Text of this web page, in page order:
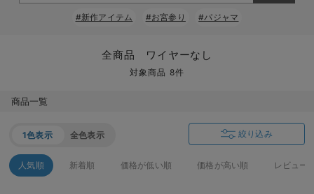
マタニティ ワンピース
マタニティ トップス
マタニティ アウター（コート）・ママコート
授乳ブラ・マタニティブラ（マタニティインナー・産後用品）
マタニティ 授乳 キャミソール
産褥ショーツ
骨盤・マタニティベルト （妊娠中・産後）
マタニティ スーツ
マタニティ ドレス（結婚式・お呼ばれ）
マタニティ フォーマル パンツ・ボトムス
妊婦用 抱き枕・授乳クッション
マタニティストッキング・タイツ
【アウトレット】ワンピース
【アウトレット】パジャマ
【アウトレット】インナー
【アウトレット】ベビー
コットン素材
冷房対策
接触冷感素材
再入荷｜インナー ワンピース
パジャマ
【37周年祭セール】
【15℃】3月下旬～
動きやすく着回しで
強撚スムース(コスパ
【おまとめ割】パジ
カジュアル
ジャケット派
ツィード派
マタニティパジャマ
【オフィスカジュア
レギンスタイプ
【フォーマル】ワン
【ベビー】長袖
ハンカチ
セット
快適ウェア10%OFF
セットアップ・ レイ
ワーク・オフィス
〜3,000円（税込）
女の子におススメの
薄くてあったか
レギンス・タイツ
入院してすぐ使うグ
【冬のあったか特集
#新作アイテム #お宮参り #パジャマ
全商品 ワイヤーなし
対象商品 8件
商品一覧
1色表示 全色表示 絞り込み
人気順 新着順 価格が低い順 価格が高い順 レビュー
閉じる